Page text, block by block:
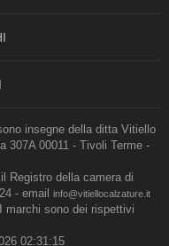
insegne della ditta Vitiello
307A 00011 - Tivoli Terme -
Registro della camera di
- email
info@vitiellocalzature.it
marchi sono dei rispettivi
02:31:15